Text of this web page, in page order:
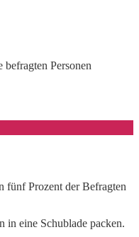
Personen
fünf Prozent der Befragten
in eine Schublade packen.